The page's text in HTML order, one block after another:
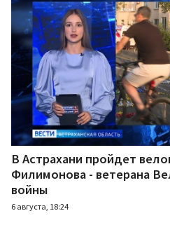
В Астрахани пройдет
Филимонова - ветерана
войны
6 августа, 18:24